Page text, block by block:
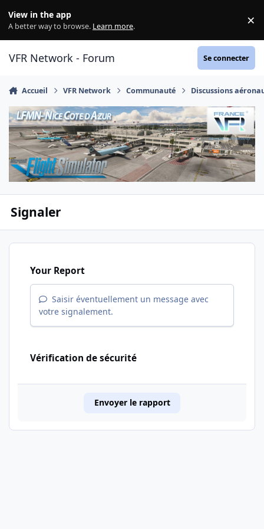
View in the app
A better way to browse. Learn more. ×
VFR Network - Forum Se connecter
Accueil VFR Network Communauté Discussions
Signaler
Your Report
Saisir éventuellement un message avec
votre signalement.
Vérification de sécurité
Envoyer le rapport